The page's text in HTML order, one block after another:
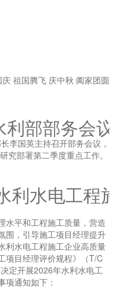
祖国腾飞 庆中秋 阖家团圆
部部务会议
李国英主持召开部务会议，
究部署第二季度重点工作。
利水电工程
水平和工程施工质量，营造
围，引导施工项目经理提升
利水电工程施工企业高质量
项目经理评价规程》（T/C
定开展2026年水利水电工
项通知如下：